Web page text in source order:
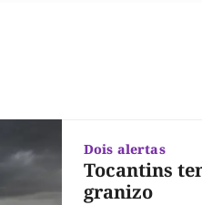
Dois alertas
Tocantins
granizo